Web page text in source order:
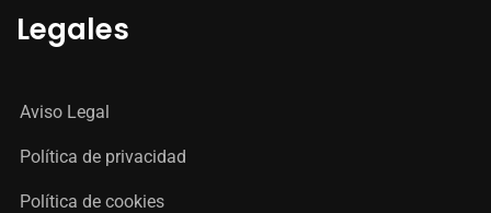
Legales
Aviso Legal
Política de privacidad
Política de cookies